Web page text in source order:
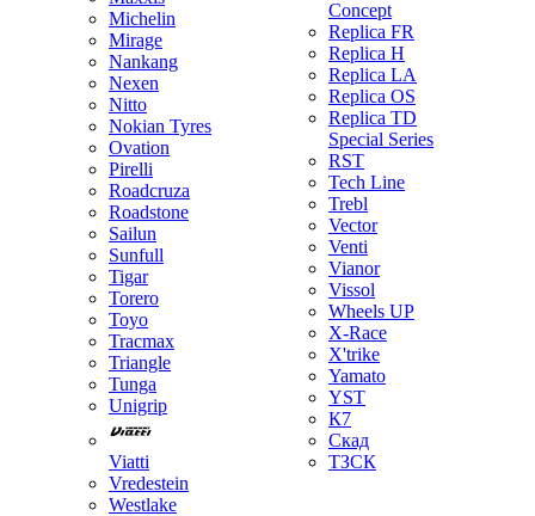
Michelin
Mirage
Nankang
Nexen
Nitto
Nokian Tyres
Ovation
Pirelli
Roadcruza
Roadstone
Sailun
Sunfull
Tigar
Torero
Toyo
Tracmax
Triangle
Tunga
Unigrip
Viatti
Vredestein
Westlake
Concept
Replica FR
Replica H
Replica LA
Replica OS
Replica TD
Special Series
RST
Tech Line
Trebl
Vector
Venti
Vianor
Vissol
Wheels UP
X-Race
X'trike
Yamato
YST
К7
Скад
ТЗСК